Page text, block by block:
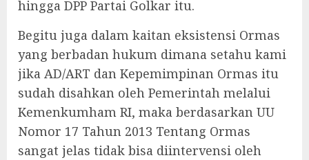
hingga DPP Partai Golkar itu.
Begitu juga dalam kaitan eksistensi Ormas
yang berbadan hukum dimana setahu kami
jika AD/ART dan Kepemimpinan Ormas itu
sudah disahkan oleh Pemerintah melalui
Kemenkumham RI, maka berdasarkan UU
Nomor 17 Tahun 2013 Tentang Ormas
sangat jelas tidak bisa diintervensi oleh